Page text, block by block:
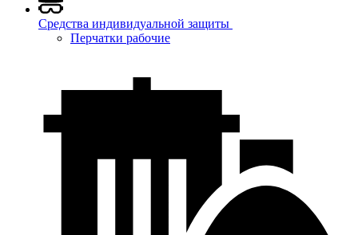
Средства индивидуальной защиты
Перчатки рабочие